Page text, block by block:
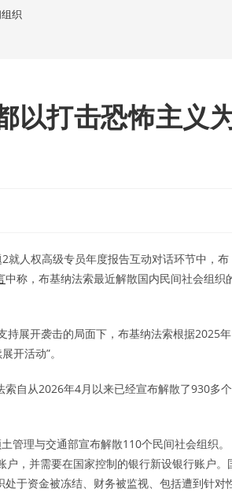
织
以打击恐怖主义
人权高级专员年度报告互动对话环节中，布
中称，布基纳法索最近解散国内民间社会组织
持展开袭击的局面下，布基纳法索根据2025年
开活动”。
索自从2026年4月以来已经宣布解散了930多个
管理与交通部宣布解散110个民间社会组织。
，并需要在国家控制的银行新设银行账户。
于资金被冻结、财务被监视、包括遭到针对